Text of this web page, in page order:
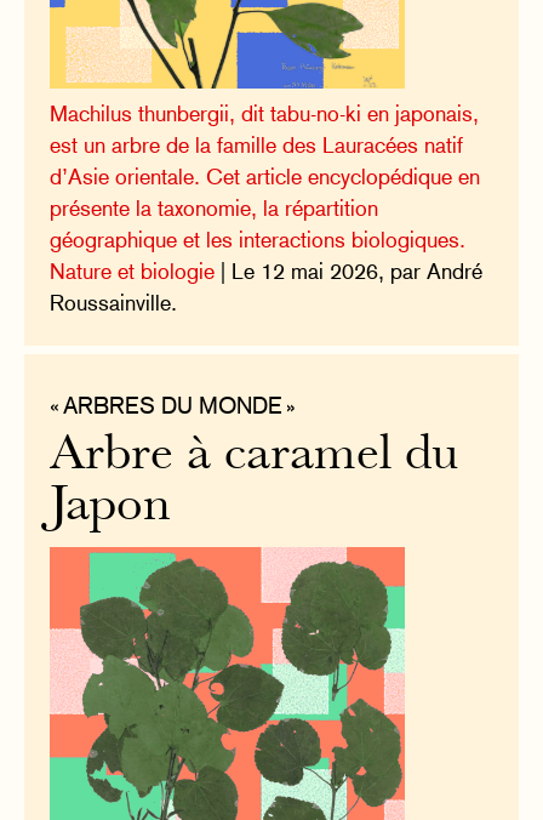
Machilus thunbergii, dit tabu-no-ki en japonais,
est un arbre de la famille des Lauracées natif
d’Asie orientale. Cet article encyclopédique en
présente la taxonomie, la répartition
géographique et les interactions biologiques.
Nature et biologie | Le 12 mai 2026, par André
Roussainville.
« ARBRES DU MONDE »
Arbre à caramel du
Japon